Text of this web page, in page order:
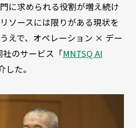
に求められる役割が増え続け
ソースには限りがある現状を
えで、オペレーション × デー
のサービス「MNTSQ AI
た。